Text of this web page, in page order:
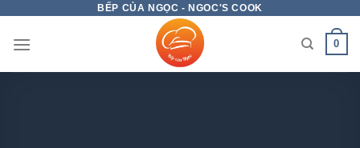
nội
dung
BẾP CỦA NGỌC - NGOC'S COOK
0